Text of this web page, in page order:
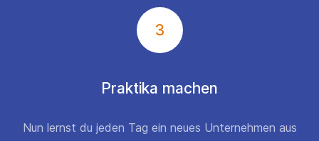
3
Praktika machen
Nun lernst du jeden Tag ein neues Unternehmen aus